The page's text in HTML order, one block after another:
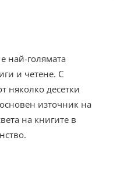
най-голямата
и четене. С
няколко десетки
източник на
на книгите в